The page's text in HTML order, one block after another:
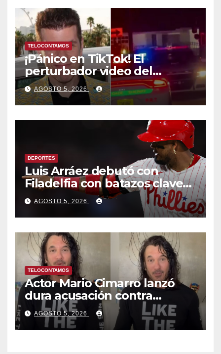
TELOCONTAMOS
¡Pánico en TikTok! El
perturbador video del
famoso influencer Perez
Hilton que obligó a sus fans a
pedir ayuda médica
AGOSTO 5, 2026
DEPORTES
Luis Arráez debutó con
Filadelfia con batazos claves
que dieron la victoria ante
Nacionales
AGOSTO 5, 2026
TELOCONTAMOS
Actor Mario Cimarro lanzó
dura acusación contra
Telemundo y advirtió que lo
que hacen en su contra es
ilegal en EEUU
AGOSTO 5, 2026